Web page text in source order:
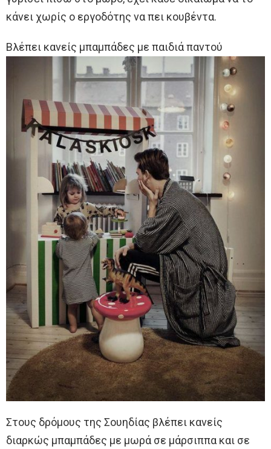
κάνει χωρίς ο εργοδότης να πει κουβέντα.
Βλέπει κανείς μπαμπάδες με παιδιά παντού
Στους δρόμους της Σουηδίας βλέπει κανείς
διαρκώς μπαμπάδες με μωρά σε μάρσιππα και σε